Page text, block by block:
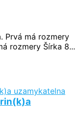
Prvá má rozmery
rozmery Šírka 8...